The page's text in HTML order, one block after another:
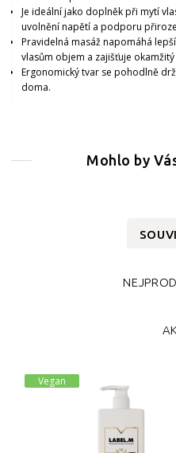
Je ideální jako doplněk při mytí
uvolnění napětí a podporu
Pravidelná masáž napomáhá
vlasům objem a zajišťuje
Ergonomický tvar se pohodlně
doma.
Mohlo by
Vegan